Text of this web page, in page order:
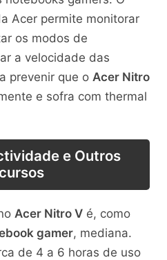
Acer permite monitorar
os modos de
a velocidade das
prevenir que o Acer Nitro
e sofra com thermal
e Outros
Acer Nitro Vé, como
gamer, mediana.
de 4 a 6 horas de uso